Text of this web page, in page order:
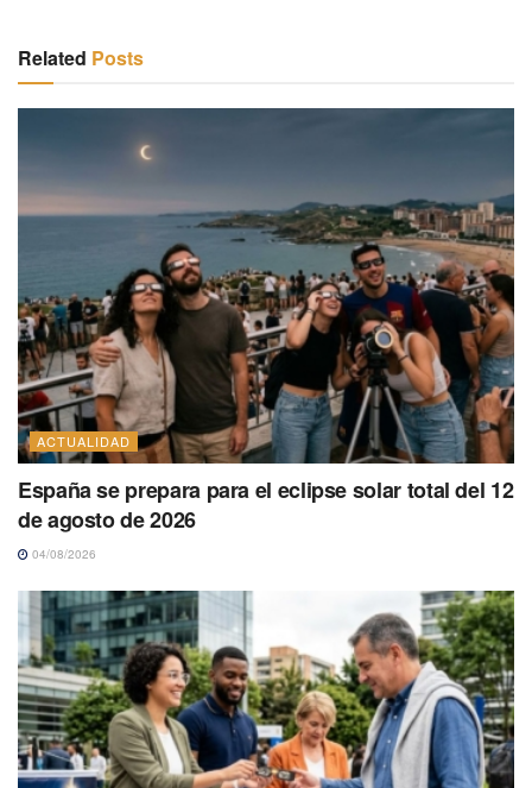
Related Posts
ACTUALIDAD
España se prepara para el eclipse solar total del 12
de agosto de 2026
04/08/2026